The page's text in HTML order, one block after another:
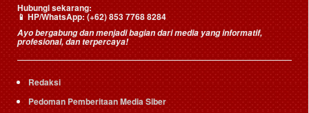
Hubungi sekarang:
📱HP/WhatsApp:(+62) 853 7768 8284
Ayo bergabung dan menjadi bagian dari media yang informatif,
profesional, dan terpercaya!
Redaksi
Pedoman Pemberitaan Media Siber